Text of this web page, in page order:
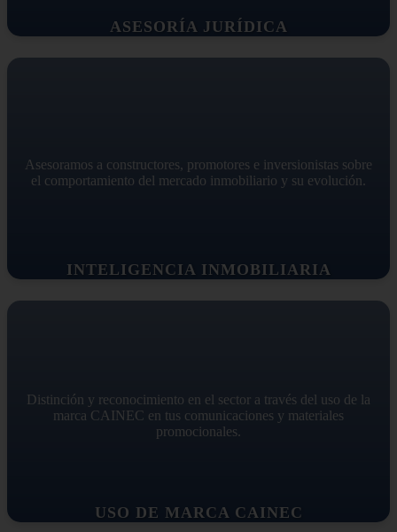
ASESORÍA JURÍDICA
INTELIGENCIA INMOBILIARIA
Asesoramos a constructores, promotores e inversionistas sobre
el comportamiento del mercado inmobiliario y su evolución.
USO DE MARCA CAINEC
Distinción y reconocimiento en el sector a través del uso de la
marca CAINEC en tus comunicaciones y materiales
promocionales.